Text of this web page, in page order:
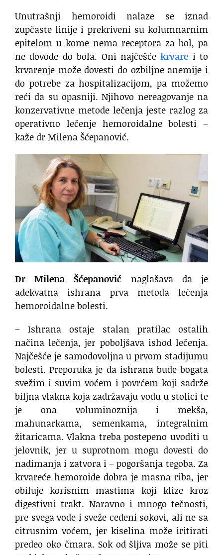
Unutrašnji hemoroidi nalaze se iznad
zupčaste linije i prekriveni su kolumnarnim
epitelom u kome nema receptora za bol, pa
ne dovode do bola. Oni najčešćekrvare i to
krvarenje može dovesti do ozbiljne anemije i
do potrebe za hospitalizacijom, pa možemo
reći da su opasniji. Njihovo nereagovanje na
konzervativne metode lečenja jeste razlog za
operativno lečenje hemoroidalne bolesti –
kaže dr Milena Šćepanović.
Dr Milena Šćepanović naglašava da je
adekvatna ishrana prva metoda lečenja
hemoroidalne bolesti.
– Ishrana ostaje stalan pratilac ostalih
načina lečenja, jer poboljšava ishod lečenja.
Najčešće je samodovoljna u prvom stadijumu
bolesti. Preporuka je da ishrana bude bogata
svežim i suvim voćem i povrćem koji sadrže
biljna vlakna koja zadržavaju vodu u stolici te
je ona voluminoznija i mekša,
mahunarkama, semenkama, integralnim
žitaricama. Vlakna treba postepeno uvoditi u
jelovnik, jer u suprotnom mogu dovesti do
nadimanja i zatvora i – pogoršanja tegoba. Za
krvareće hemoroide dobra je masna riba, jer
obiluje korisnim mastima koji klize kroz
digestivni trakt. Naravno i mnogo tečnosti,
pre svega vode i sveže cedeni sokovi, ali ne sa
citrusnim voćem, jer kiselina može iritirati
predeo oko čmara. Sok od šljiva može se piti